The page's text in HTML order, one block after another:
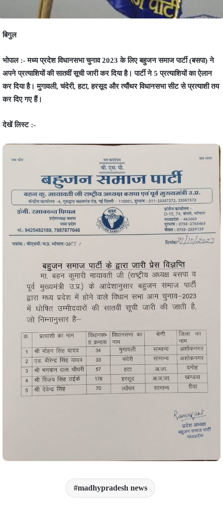
बिगुल
भोपाल :- मध्य प्रदेश विधानसभा चुनाव 2023 के लिए बहुजन समाज पार्टी (बसपा) ने
अपने प्रत्याशियों की सातवीं सूची जारी कर दिया है। पार्टी ने 5 प्रत्याशियों का ऐलान
कर दिया है। मुगावली, चंदेरी, हटा, हरसूद और त्यौंथर विधानसभा सीट से प्रत्याशी तय
कर दिए गए हैं।
देखें लिस्ट :-
madhypradesh news